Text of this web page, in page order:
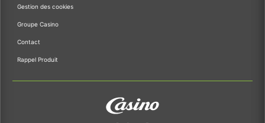
Gestion des cookies
Groupe Casino
Contact
Rappel Produit